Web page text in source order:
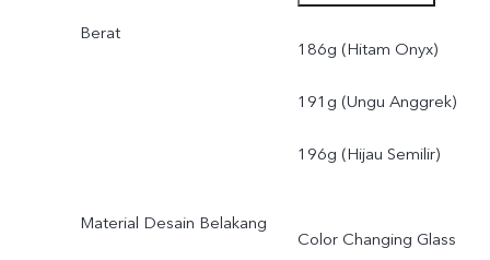
Berat
186g (Hitam Onyx)
191g (Ungu Anggrek)
196g (Hijau Semilir)
Material Desain Belakang
Color Changing Glass